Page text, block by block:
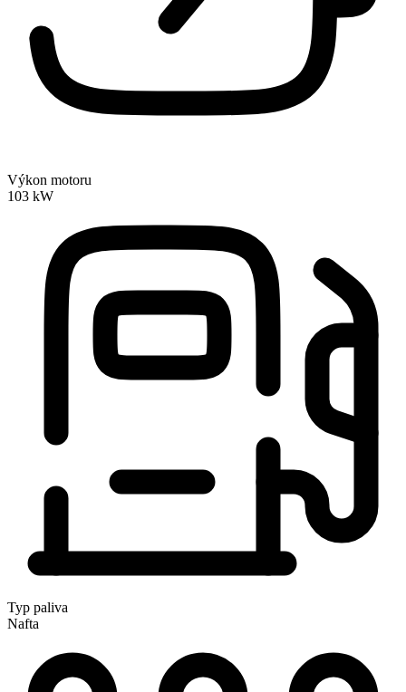
Výkon motoru
103 kW
Typ paliva
Nafta